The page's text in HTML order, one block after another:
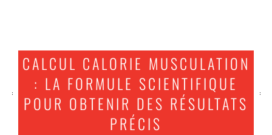
CALCUL CALORIE MUSCULATION
: LA FORMULE SCIENTIFIQUE
POUR OBTENIR DES RÉSULTATS
PRÉCIS